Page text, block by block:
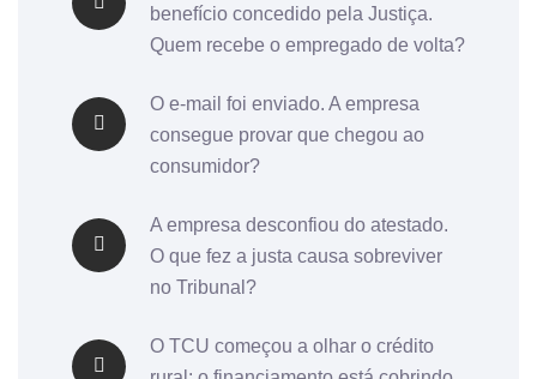
benefício concedido pela Justiça.
Quem recebe o empregado de volta?
O e-mail foi enviado. A empresa
consegue provar que chegou ao
consumidor?
A empresa desconfiou do atestado.
O que fez a justa causa sobreviver
no Tribunal?
O TCU começou a olhar o crédito